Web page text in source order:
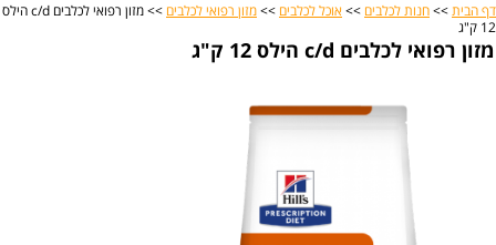
דף הבית >> חנות לכלבים >> אוכל לכלבים >> מזון רפואי לכלבים
>> מזון רפואי לכלבים c/d הילס
12 ק"ג
מזון רפואי לכלבים c/d הילס 12 ק"ג